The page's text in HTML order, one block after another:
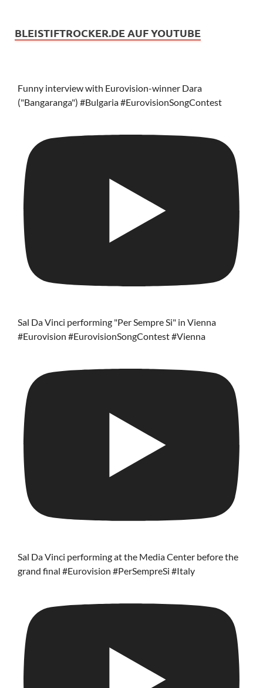
BLEISTIFTROCKER.DE AUF YOUTUBE
Funny interview with Eurovision-winner Dara
("Bangaranga") #Bulgaria #EurovisionSongContest
Sal Da Vinci performing "Per Sempre Si" in Vienna
#Eurovision #EurovisionSongContest #Vienna
Sal Da Vinci performing at the Media Center before the
grand final #Eurovision #PerSempreSi #Italy